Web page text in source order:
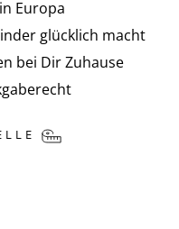
Europa
glücklich macht
bei Dir Zuhause